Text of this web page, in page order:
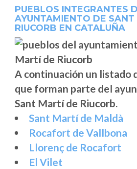
PUEBLOS INTEGRANTES
AYUNTAMIENTO DE
RIUCORB EN CATALUÑA
A continuación un listado
que forman parte del
Sant Martí de Riucorb.
Sant Martí de Maldà
Rocafort de Vallbona
Llorenç de Rocafort
El Vilet